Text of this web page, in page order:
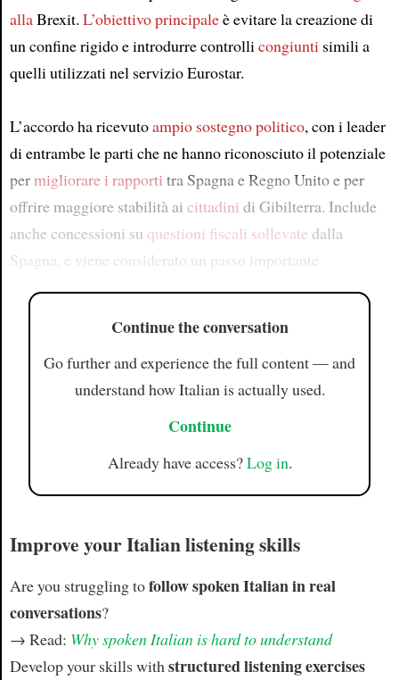
allaBrexit. L’obiettivo principaleè evitare la creazione di
un confine rigido e introdurre controlli congiunti simili a
quelli utilizzati nel servizio Eurostar.
L’accordo ha ricevutoampio sostegno politico, con i leader
di entrambe le parti che ne hanno riconosciuto il potenziale
permigliorare i rapporti tra Spagna e Regno Unito e per
offrire maggiore stabilità ai cittadini di Gibilterra. Include
anche concessioni su questioni fiscali sollevate dalla
Spagna, e viene considerato un passo importante
Continue the conversation
Go further and experience the full content — and
understand how Italian is actually used.
Continue
Already have access?Log in.
Improve your Italian listening skills
Are you struggling tofollow spoken Italian in real
conversations?
→ Read: Why spoken Italian is hard to understand
Develop your skills withstructured listening exercises